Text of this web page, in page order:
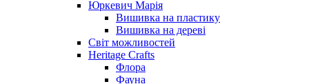
Юркевич Марія
Вишивка на пластику
Вишивка на дереві
Світ можливостей
Heritage Crafts
Флора
Фауна